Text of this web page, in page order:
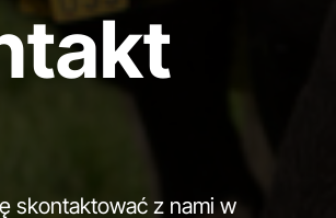
skontaktować z nami w